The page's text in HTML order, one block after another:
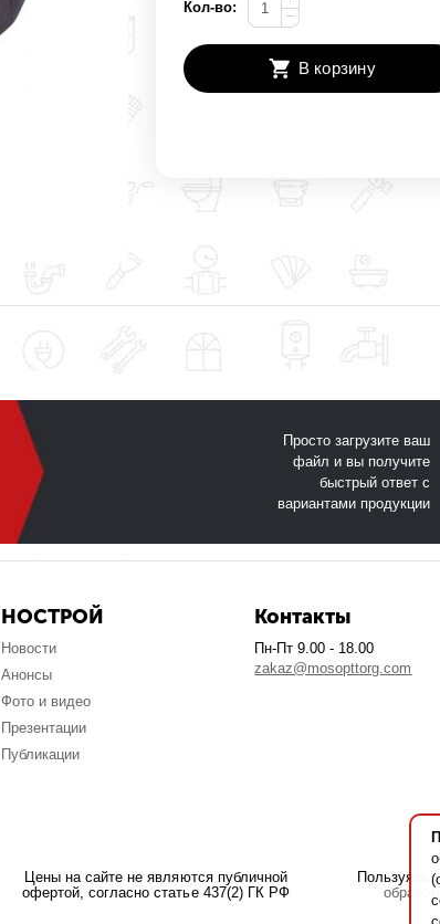
Кол-во:
−
В корзину
Просто загрузите ваш
файл и вы получите
быстрый ответ с
вариантами продукции
НОСТРОЙ
Новости
Анонсы
Фото и видео
Презентации
Публикации
Контакты
Пн-Пт 9.00 - 18.00
zakaz@mosopttorg.com
Цены на сайте не являются публичной
офертой, согласно статье 437(2) ГК РФ
Пользуясь